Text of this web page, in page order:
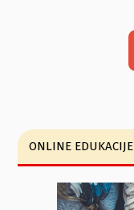
ONLINE EDUKACIJE